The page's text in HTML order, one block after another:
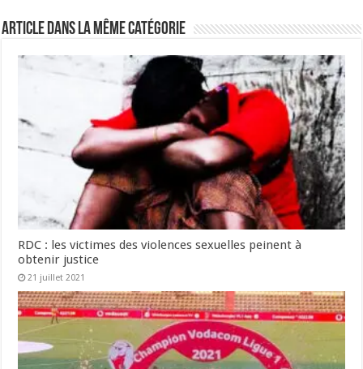
Article dans la même catégorie
RDC : les victimes des violences sexuelles peinent à
obtenir justice
21 juillet 2021